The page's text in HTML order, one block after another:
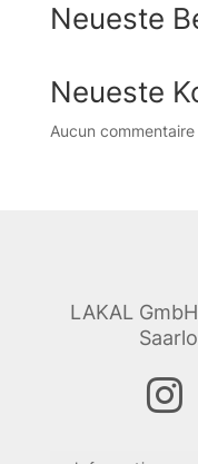
Neueste
Neueste
Aucun
LAKAL
